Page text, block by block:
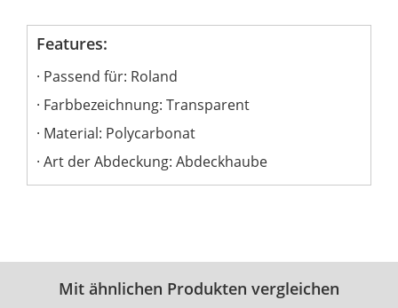
Features:
Passend für: Roland
Farbbezeichnung: Transparent
Material: Polycarbonat
Art der Abdeckung: Abdeckhaube
Mit ähnlichen Produkten vergleichen